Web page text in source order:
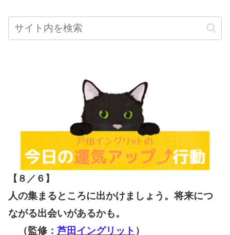
【８／６ 】
人の集まるところに出かけましょう。将来につ
ながる出会いがあるかも。
（監修： 芦田イングリット ）